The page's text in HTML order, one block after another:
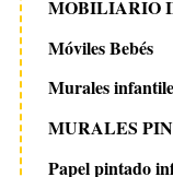
MOBILIARIO
Móviles Bebés
Murales
MURALES
Papel pintado